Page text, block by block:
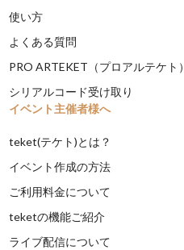
使い方
よくある質問
PRO ARTEKET（プロアルテケト）
シリアルコード受け取り
イベント主催者様へ
teket(テケト)とは？
イベント作成の方法
ご利用料金について
teketの機能ご紹介
ライブ配信について